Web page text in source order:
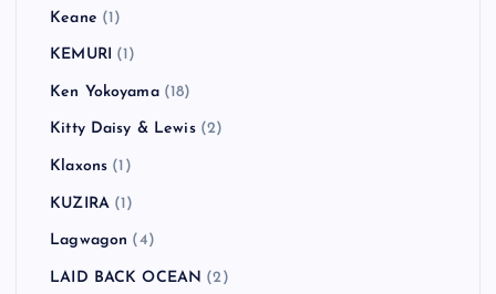
Keane (1)
KEMURI (1)
Ken Yokoyama(18)
Kitty Daisy & Lewis(2)
Klaxons (1)
KUZIRA(1)
Lagwagon (4)
LAID BACK OCEAN (2)